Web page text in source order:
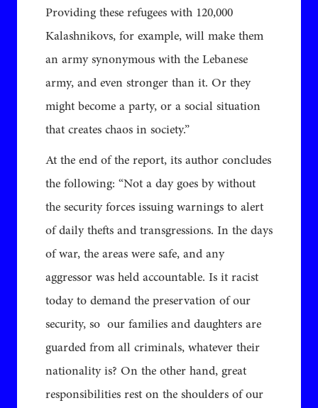
Providing these refugees with 120,000
Kalashnikovs, for example, will make them
an army synonymous with the Lebanese
army, and even stronger than it. Or they
might become a party, or a social situation
that creates chaos in society.”
At the end of the report, its author concludes
the following: “Not a day goes by without
the security forces issuing warnings to alert
of daily thefts and transgressions. In the days
of war, the areas were safe, and any
aggressor was held accountable. Is it racist
today to demand the preservation of our
security, so our families and daughters are
guarded from all criminals, whatever their
nationality is? On the other hand, great
responsibilities rest on the shoulders of our